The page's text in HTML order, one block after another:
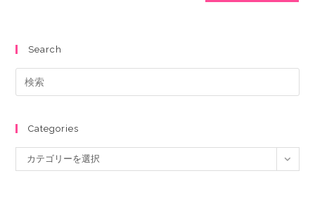
Search
Categories
カテゴリーを選択